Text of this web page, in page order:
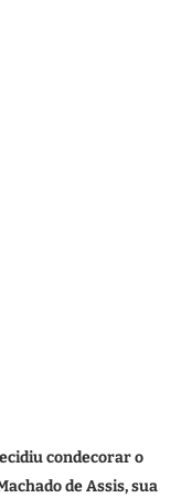
condecorar o
de Assis, sua